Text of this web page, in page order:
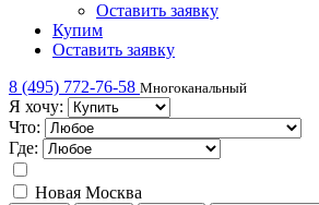
Оставить заявку
Купим
Оставить заявку
8 (495) 772-76-58 Многоканальный
Я хочу:
Что:
Где:
Новая Москва